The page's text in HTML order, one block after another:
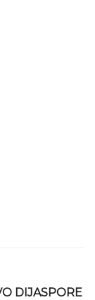
DIJASPORE